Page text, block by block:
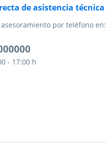
de asistencia técnica
por teléfono en:
- 17:00 h